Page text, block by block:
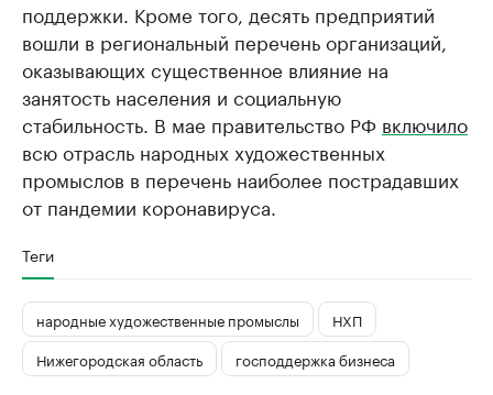
поддержки. Кроме того, десять предприятий
вошли в региональный перечень организаций,
оказывающих существенное влияние на
занятость населения и социальную
стабильность. В мае правительство РФ включило
всю отрасль народных художественных
промыслов в перечень наиболее пострадавших
от пандемии коронавируса.
Теги
народные художественные промыслы
НХП
Нижегородская область
господдержка бизнеса